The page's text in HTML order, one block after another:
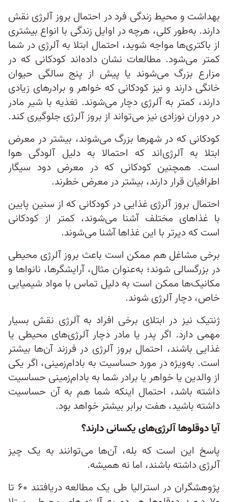
بهداشت و محیط زندگی فرد در احتمال بروز آلرژی نقش
دارند. به‌طور کلی، هرچه در اوایل زندگی با انواع بیشتری
از باکتری‌ها مواجه شوید، احتمال ابتلا به آلرژی در شما
کمتر می‌شود. مطالعات نشان داده‌اند کودکانی که در
مزارع بزرگ می‌شوند یا پیش از پنج سالگی حیوان
خانگی دارند و نیز کودکانی که خواهر و برادرهای زیادی
دارند، کمتر به آلرژی دچار می‌شوند. تغذیه با شیر مادر
در دوران نوزادی نیز می‌تواند از بروز آلرژی جلوگیری کند.
کودکانی که در شهرها بزرگ می‌شوند، بیشتر در معرض
ابتلا به آلرژی‌اند که احتمالا به دلیل آلودگی هوا
است. همچنین کودکانی که در معرض دود سیگار
اطرافیان قرار دارند، بیشتر در معرض خطرند.
احتمال بروز آلرژی غذایی در کودکانی که از سنین پایین
با غذاهای مختلف آشنا می‌شوند، کمتر از کودکانی
است که دیرتر با این غذاها آشنا می‌شوند.
برخی مشاغل هم ممکن است باعث بروز آلرژی محیطی
در بزرگسالی شوند؛ به‌عنوان مثال، آرایشگرها، نانواها و
مکانیک‌ها ممکن است به دلیل تماس با مواد شیمیایی
خاص، دچار آلرژی شوند.
ژنتیک نیز در ابتلای برخی افراد به آلرژی نقش بسیار
مهمی دارد. اگر پدر یا مادر دچار آلرژی‌های محیطی یا
غذایی باشند، احتمال بروز آلرژی در فرزند آن‌ها بیشتر
است. به‌ویژه در مورد حساسیت به بادام‌زمینی، اگر یکی
از والدین یا خواهر یا برادر شما به بادام‌زمینی حساسیت
داشته باشد، احتمال اینکه شما هم به آن حساسیت
داشته باشید، هفت برابر بیشتر خواهد بود.
آیا دوقلوها آلرژی‌های یکسانی دارند؟
پاسخ این است که بله، آن‌ها می‌توانند به یک چیز
آلرژی داشته باشند، اما نه همیشه.
پژوهشگران در استرالیا طی یک مطالعه دریافتند ۶۰ تا